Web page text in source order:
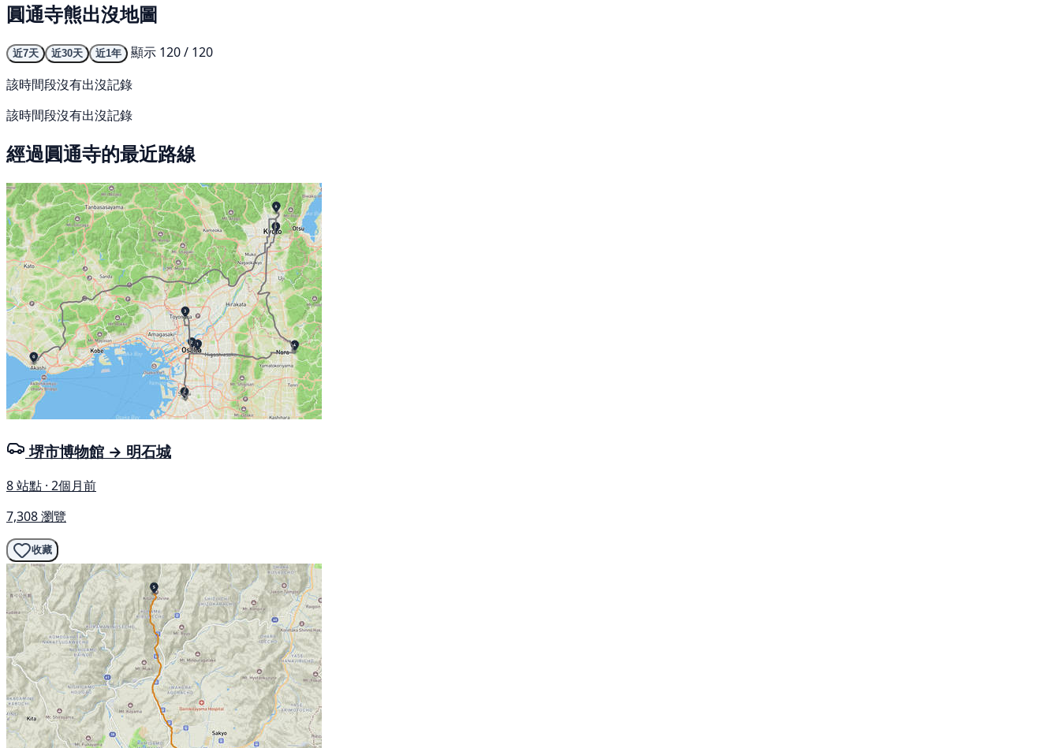
圓通寺熊出沒地圖
近7天 近30天 近1年
顯示 120 / 120
該時間段沒有出沒記錄
該時間段沒有出沒記錄
經過圓通寺的最近路線
堺市博物館 → 明石城
8 站點 · 2個月前
7,308 瀏覽
收藏